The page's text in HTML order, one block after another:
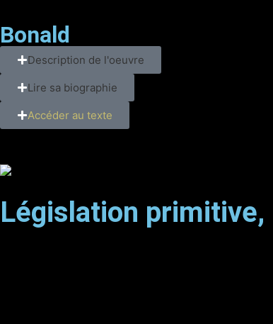
Bonald
Description de l'oeuvre
Lire sa biographie
Accéder au texte
Législation